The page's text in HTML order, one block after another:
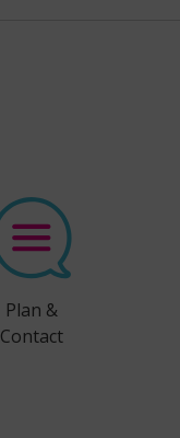
Plan &
Contact